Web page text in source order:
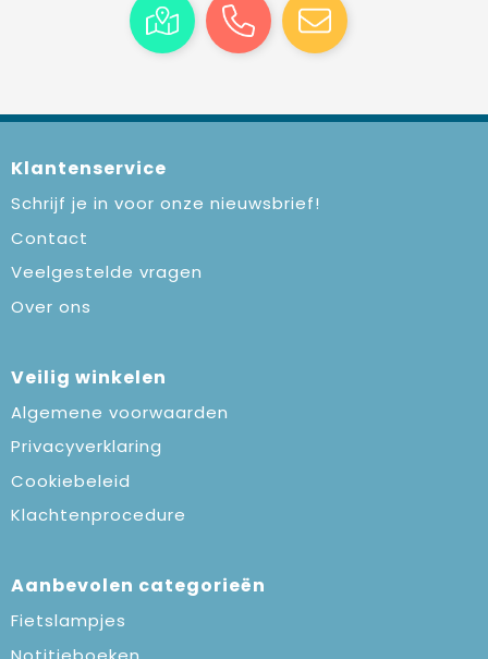
Klantenservice
Schrijf je in voor onze nieuwsbrief!
Contact
Veelgestelde vragen
Over ons
Veilig winkelen
Algemene voorwaarden
Privacyverklaring
Cookiebeleid
Klachtenprocedure
Aanbevolen categorieën
Fietslampjes